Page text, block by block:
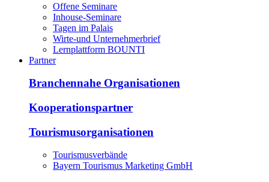
Offene Seminare
Inhouse-Seminare
Tagen im Palais
Wirte-und Unternehmerbrief
Lernplattform BOUNTI
Partner
Branchennahe Organisationen
Kooperationspartner
Tourismusorganisationen
Tourismusverbände
Bayern Tourismus Marketing GmbH